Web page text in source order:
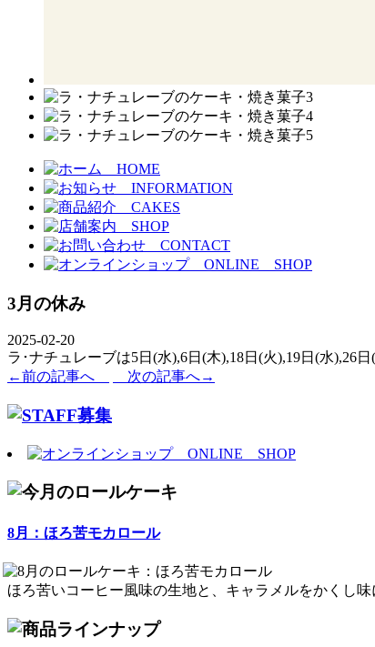
3月の休み
2025-02-20
ラ･ナチュレーブは5日(水),6日(木),18日(火),19日(水),26
←前の記事へ
次の記事へ→
8月：ほろ苦モカロール
ほろ苦いコーヒー風味の生地と、キャラメルをかくし